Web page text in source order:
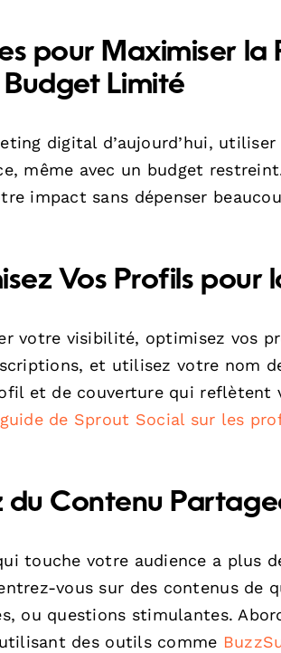
pour Maximiser la
Limité
digital d’aujourd’hui,
même avec un budget
impact sans dépenser
Vos Profils pour
votre visibilité, optimisez vos
et utilisez votre nom
et de couverture qui reflètent
guide de Sprout Social sur les
du Contenu
touche votre audience a plus
vous sur des contenus
ou questions stimulantes.
des outils comme